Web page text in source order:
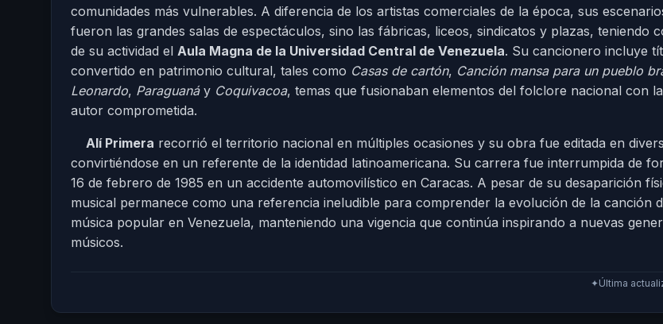
comunidades más vulnerables. A diferencia de los artistas comerciales de la época, sus
fueron las grandes salas de espectáculos, sino las fábricas, liceos, sindicatos y plazas, teniendo
de su actividad el Aula Magna de la Universidad Central de Venezuela. Su cancionero incluye
convertido en patrimonio cultural, tales como Casas de cartón, Canción mansa para un pueblo
Leonardo, Paraguanáy Coquivacoa, temas que fusionaban elementos del folclore nacional con
autor comprometida.
Alí Primera recorrió el territorio nacional en múltiples ocasiones y su obra fue editada en
convirtiéndose en un referente de la identidad latinoamericana. Su carrera fue interrumpida de
16 de febrero de 1985 en un accidente automovilístico en Caracas. A pesar de su desaparición
musical permanece como una referencia ineludible para comprender la evolución de la canción
música popular en Venezuela, manteniendo una vigencia que continúa inspirando a nuevas
músicos.
✦Última